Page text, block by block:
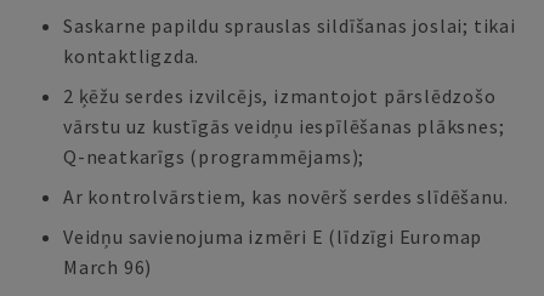
Saskarne papildu sprauslas sildīšanas joslai; tikai
kontaktligzda.
2 ķēžu serdes izvilcējs, izmantojot pārslēdzošo
vārstu uz kustīgās veidņu iespīlēšanas plāksnes;
Q-neatkarīgs (programmējams);
Ar kontrolvārstiem, kas novērš serdes slīdēšanu.
Veidņu savienojuma izmēri E (līdzīgi Euromap
March 96)